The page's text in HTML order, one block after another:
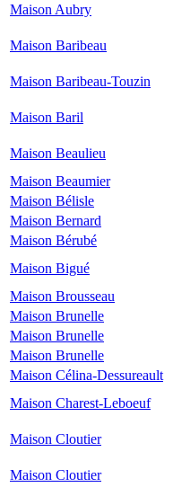
Maison Aubry
Maison Baribeau
Maison Baribeau-Touzin
Maison Baril
Maison Beaulieu
Maison Beaumier
Maison Bélisle
Maison Bernard
Maison Bérubé
Maison Bigué
Maison Brousseau
Maison Brunelle
Maison Brunelle
Maison Brunelle
Maison Célina-Dessureault
Maison Charest-Leboeuf
Maison Cloutier
Maison Cloutier